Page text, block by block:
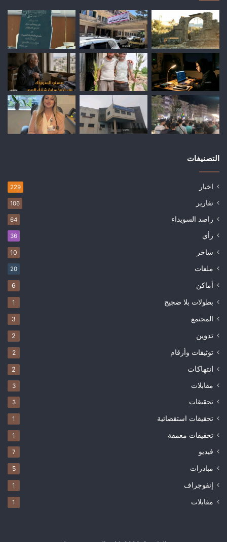
التصنيفات
اخبار 229
تقارير 106
راصد السويداء 64
رأي 36
ساخر 10
ملفات 20
أماكن 6
بطولات بلا ضجيج 1
المجتمع 3
تدوين 2
توثيقات وأرقام 2
انتهاكات 2
مقابلات 3
تحقيقات 3
تحقيقات استقصائية 1
تحقيقات معمقة 1
فيديو 7
مبادرات 5
إنفوجراف 1
مقابلات 1